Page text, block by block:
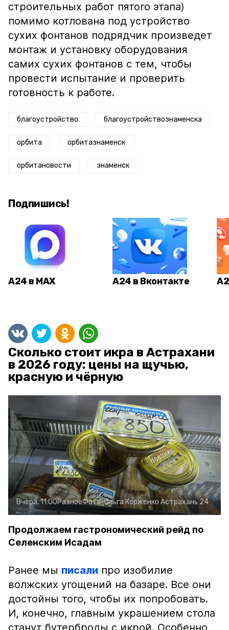
строительных работ пятого этапа)
помимо котлована под устройство
сухих фонтанов подрядчик произведет
монтаж и установку оборудования
самих сухих фонтанов с тем, чтобы
провести испытание и проверить
готовность к работе.
благоустройство благоустройствознаменска
орбита орбитазнаменск
орбитановости знаменск
Подпишись!
А24 в MAX А24 в Вконтакте
Сколько стоит икра в Астрахани
в 2026 году: цены на щучью,
красную и чёрную
Вчера, 11:00РазноеФото:Ольга Корженко Астрахань 24
Продолжаем гастрономический рейд по
Селенским Исадам
Ранее мы писали про изобилие
волжских угощений на базаре. Все они
достойны того, чтобы их попробовать.
И, конечно, главным украшением стола
станут бутерброды с икрой. Особенно